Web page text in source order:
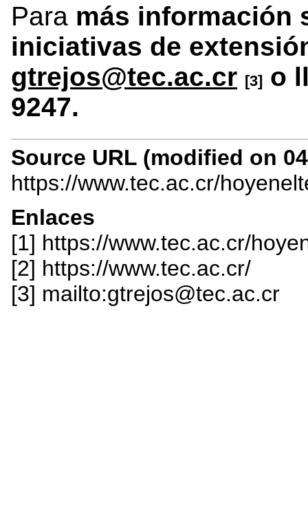
Para más información
iniciativas de
gtrejos@tec.ac.cr [3] o
9247.
Source URL (modified on
https://www.tec.ac.cr/
Enlaces
[1] https://www.tec.ac.cr/
[2] https://www.tec.ac.cr/
[3] mailto:gtrejos@tec.ac.cr